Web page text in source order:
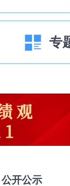
专
公开公示